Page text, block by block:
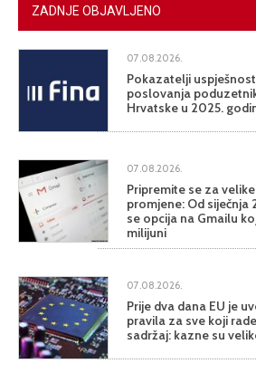
ZADNJE OBJAVLJENO
07.08.2026.
Pokazatelji
poslovanja
Hrvatske u 2025.
07.08.2026.
Pripremite se za velike
promjene: Od siječnja
se opcija na Gmailu
milijuni
07.08.2026.
Prije dva dana EU je
pravila za sve koji
sadržaj: kazne su